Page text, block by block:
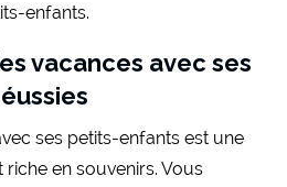
enfants.
vacances avec ses
ses petits-enfants est une
en souvenirs. Vous